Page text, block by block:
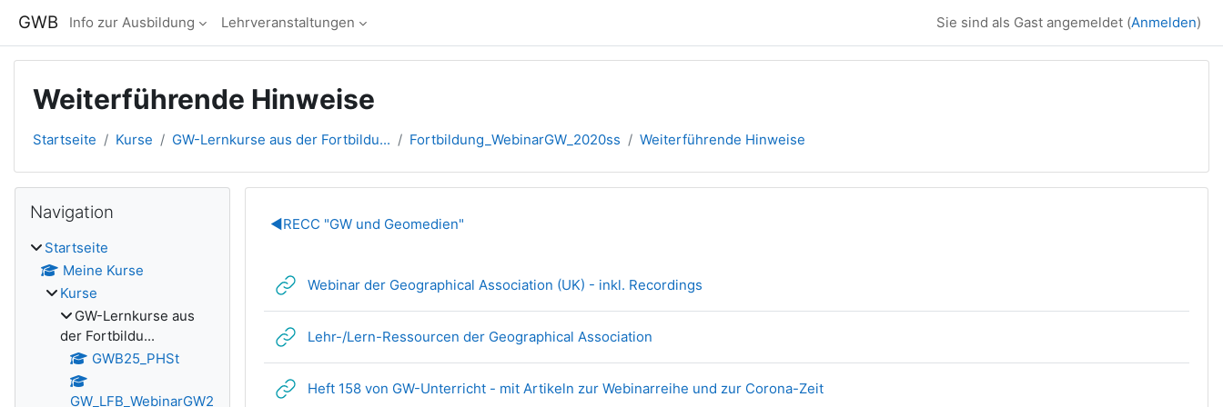
GWB Info zur Ausbildung Lehrveranstaltungen Sie sind als Gast angemeldet (Anmelden)
Weiterführende Hinweise
Startseite Kurse GW-Lernkurse aus der Fortbildu... Fortbildung_WebinarGW_2020ss Weiterführende Hinweise
Abschnittsübersicht
◀︎RECC "GW und Geomedien"
Webinar der Geographical Association (UK) - inkl. RecordingsLink/URL
Lehr-/Lern-Ressourcen der Geographical AssociationLink/URL
Heft 158 von GW-Unterricht - mit Artikeln zur Webinarreihe und zur Corona-ZeitLink/URL
Blöcke
Navigation
Startseite
Meine Kurse
Kurse
GW-Lernkurse aus
der Fortbildu...
GWB25_PHSt
GW_LFB_WebinarGW2